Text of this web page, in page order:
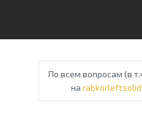
По всем вопросам (в
на